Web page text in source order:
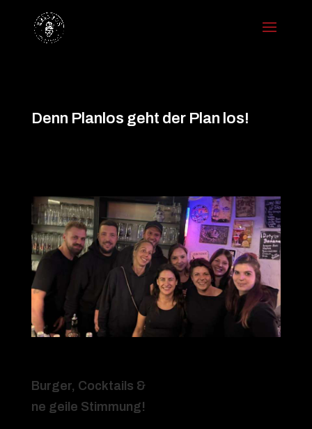
Denn Planlos geht der Plan los!
Burger, Cocktails &
ne geile Stimmung!